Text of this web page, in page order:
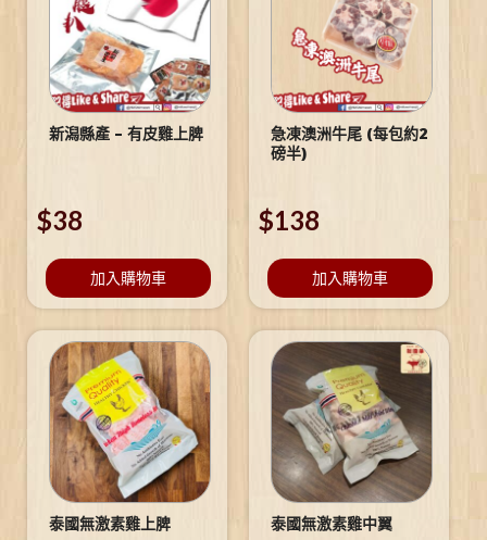
新潟縣產 – 有皮雞上脾
$38
加入購物車
急凍澳洲牛尾 (每包約2
磅半)
$138
加入購物車
泰國無激素雞上脾 泰國無激素雞中翼